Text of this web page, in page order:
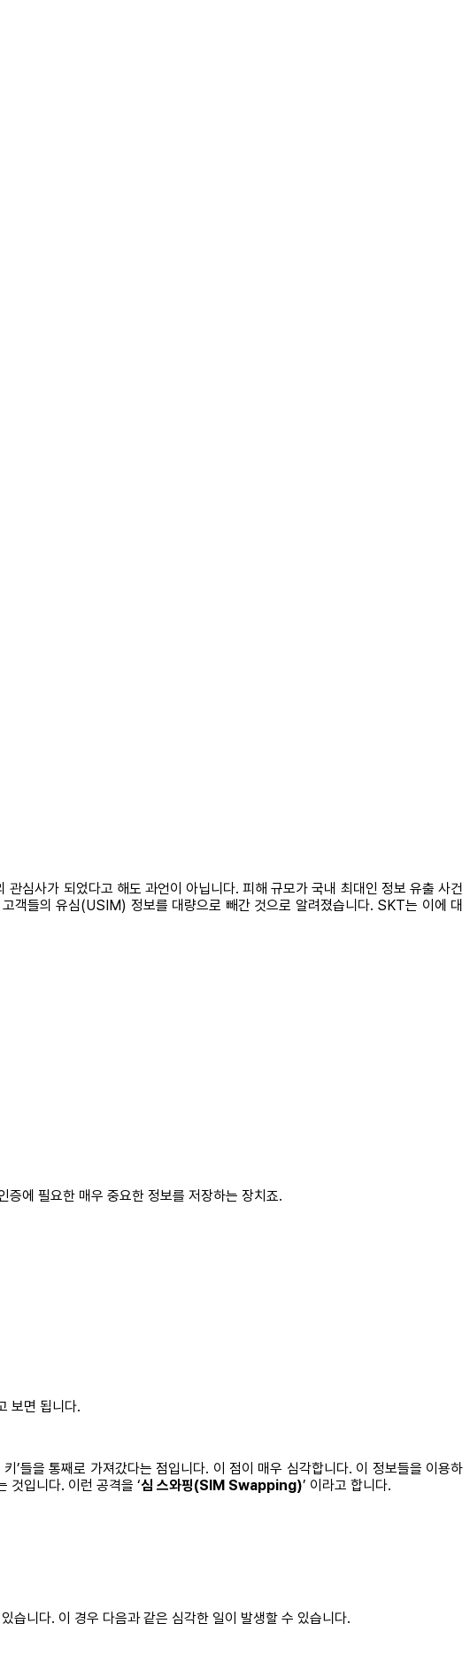
심사가 되었다고 해도 과언이 아닙니다. 피해 규모가 국내 최대인 정보 유출 사건
들의 유심(USIM) 정보를 대량으로 빼간 것으로 알려졌습니다. SKT는 이에 대
증에 필요한 매우 중요한 정보를 저장하는 장치죠.
보면 됩니다.
’들을 통째로 가져갔다는 점입니다. 이 점이 매우 심각합니다. 이 정보들을 이용하
것입니다. 이런 공격을 ‘심 스와핑(SIM Swapping)’ 이라고 합니다.
습니다. 이 경우 다음과 같은 심각한 일이 발생할 수 있습니다.